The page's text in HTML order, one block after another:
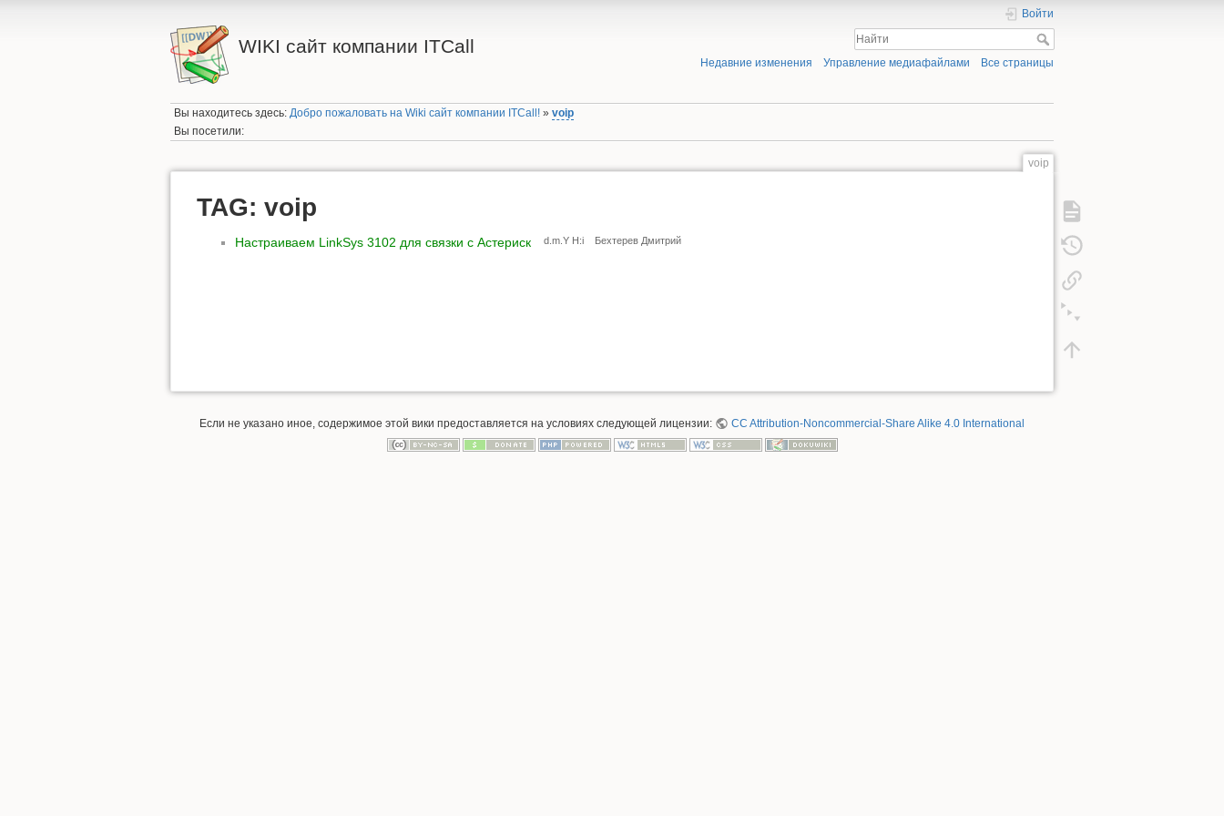
WIKI сайт компании ITCall
Войти
Недавние изменения Управление медиафайлами Все страницы
Вы находитесь здесь:Добро пожаловать на Wiki сайт компании ITCall! »voip
Вы посетили:
voip
TAG: voip
Настраиваем LinkSys 3102 для связки с Астериск d.m.Y H:i Бехтерев Дмитрий
Если не указано иное, содержимое этой вики предоставляется на условиях следующей лицензии: CC Attribution-Noncommercial-Share Alike 4.0 International